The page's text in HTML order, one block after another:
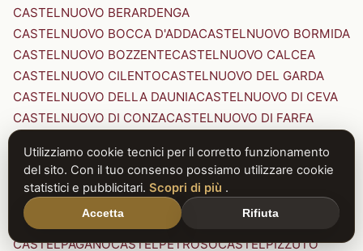
CASTELNUOVO BERARDENGA
CASTELNUOVO BOCCA D'ADDACASTELNUOVO BORMIDA
CASTELNUOVO BOZZENTECASTELNUOVO CALCEA
CASTELNUOVO CILENTOCASTELNUOVO DEL GARDA
CASTELNUOVO DELLA DAUNIACASTELNUOVO DI CEVA
CASTELNUOVO DI CONZACASTELNUOVO DI FARFA
CASTELNUOVO DI PORTO CASTELNUOVO DON BOSCO
CASTELNUOVO MAGRACASTELNUOVO NIGRA
CASTELNUOVO PARANOCASTELNUOVO RANGONE
CASTELNUOVO SCRIVIA
CASTELNUOVO VAL DI CECINA
CASTELPAGANOCASTELPETROSOCASTELPIZZUTO
Utilizziamo cookie tecnici per il corretto funzionamento
del sito. Con il tuo consenso possiamo utilizzare cookie
statistici e pubblicitari. Scopri di più .
Accetta Rifiuta